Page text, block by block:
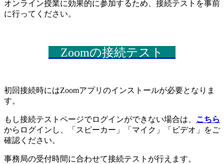
オンライン授業に効果的に参加するため、接続テストを事前
に行ってください。
Zoomの接続テスト
初回接続時にはZoomアプリのインストールが必要となりま
す。
もし接続テストページでログインができない場合は、 こちら
からログインし、「スピーカー」「マイク」「ビデオ」をご
確認ください。
事務局の受付時間に合わせて接続テストが行えます。